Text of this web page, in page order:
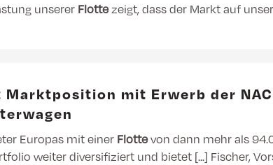
unserer Flottezeigt, dass der Markt auf
mit Erwerb der
Europas mit einer Flottevon dann mehr als
weiter diversifiziert und bietet [...] Fischer,